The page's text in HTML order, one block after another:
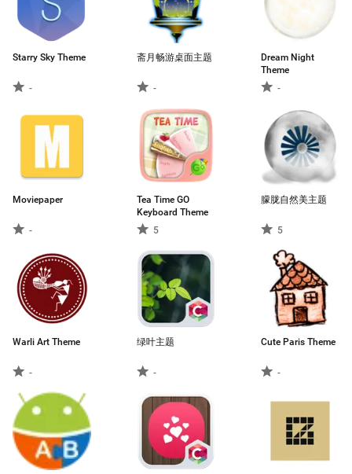
Starry Sky Theme
-
斋月畅游桌面主题
-
Dream Night
Theme
-
Moviepaper
-
Tea Time GO
Keyboard Theme
5
朦胧自然美主题
5
Warli Art Theme
-
绿叶主题
-
Cute Paris Theme
-